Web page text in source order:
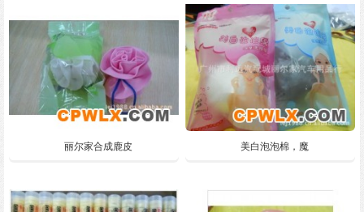
丽尔家合成鹿皮 美白泡泡棉，魔